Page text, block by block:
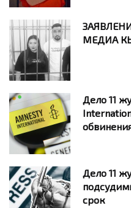
МЕДИА
Дело 11
Дело 11
срок